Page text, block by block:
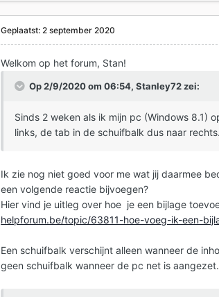
Geplaatst:2 september 2020
Welkom op het forum, Stan!
Op 2/9/2020 om 06:54,Stanley72zei:
Sinds 2 weken als ik mijn pc (Windows 8.1)
links, de tab in de schuifbalk dus naar rechts.
Ik zie nog niet goed voor me wat jij daarmee
een volgende reactie bijvoegen?
Hier vind je uitleg over hoe je een bijlage
helpforum.be/topic/63811-hoe-voeg-ik-een-
Een schuifbalk verschijnt alleen wanneer de
geen schuifbalk wanneer de pc net is aangezet.